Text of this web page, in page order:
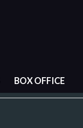
BOX OFFICE